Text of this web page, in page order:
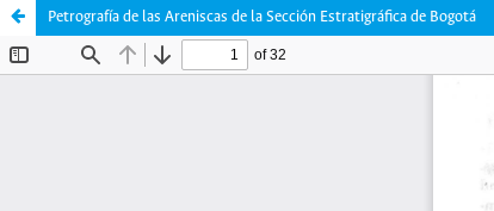
Petrografía de las Areniscas de la Sección Estratigráfica de Bogotá